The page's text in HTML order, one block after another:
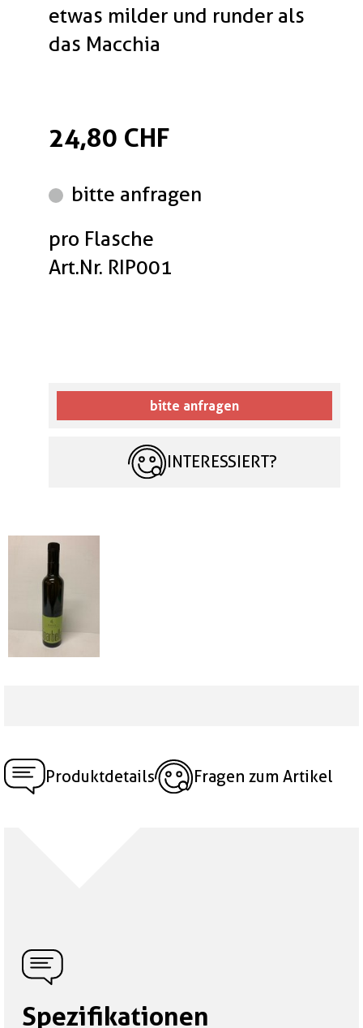
etwas milder und runder als
das Macchia
24,80 CHF
bitte anfragen
pro Flasche
Art.Nr. RIP001
bitte anfragen
INTERESSIERT?
Produktdetails Fragen zum Artikel
Spezifikationen